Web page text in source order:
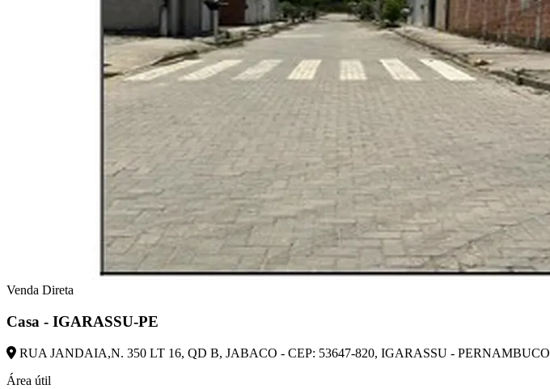
Venda Direta
Casa - IGARASSU-PE
RUA JANDAIA,N. 350 LT 16, QD B, JABACO - CEP: 53647-820, IGARASSU - PERNAMBUCO
Área útil